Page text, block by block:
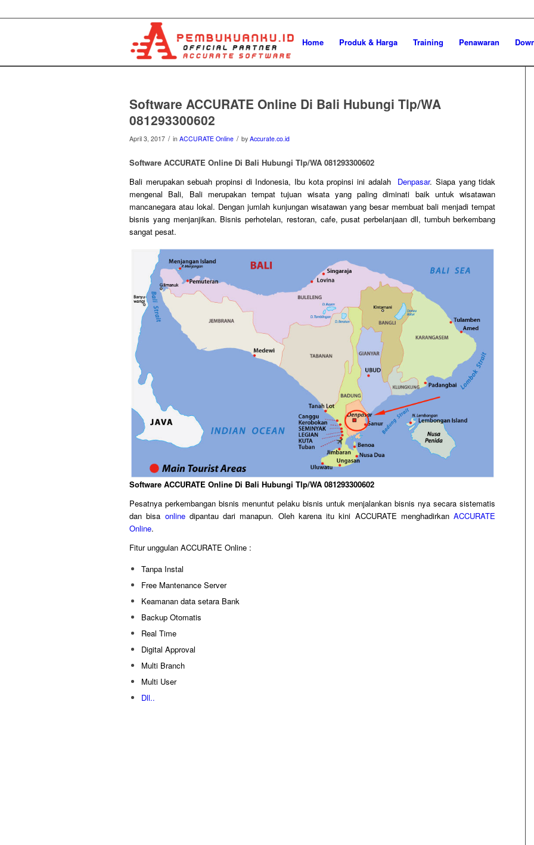
Home Produk & Harga Training Penawaran
Software ACCURATE Online Di Bali Hubungi Tlp/WA
081293300602
April 3, 2017 / in ACCURATE Online / by Accurate.co.id
Software ACCURATE Online Di Bali Hubungi Tlp/WA 081293300602
Bali merupakan sebuah propinsi di Indonesia, Ibu kota propinsi ini adalah Denpasar. Siapa yang tidak
mengenal Bali, Bali merupakan tempat tujuan wisata yang paling diminati baik untuk wisatawan
mancanegara atau lokal. Dengan jumlah kunjungan wisatawan yang besar membuat bali menjadi tempat
bisnis yang menjanjikan. Bisnis perhotelan, restoran, cafe, pusat perbelanjaan dll, tumbuh berkembang
sangat pesat.
Software ACCURATE Online Di Bali Hubungi Tlp/WA 081293300602
Pesatnya perkembangan bisnis menuntut pelaku bisnis untuk menjalankan bisnis nya secara sistematis
dan bisa onlinedipantau dari manapun. Oleh karena itu kini ACCURATE menghadirkanACCURATE
Online.
Fitur unggulan ACCURATE Online :
Tanpa Instal
Free Mantenance Server
Keamanan data setara Bank
Backup Otomatis
Real Time
Digital Approval
Multi Branch
Multi User
Dll..